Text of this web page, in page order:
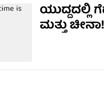
ಯುದ್ದದಲ್ಲಿ
ಮತ್ತು